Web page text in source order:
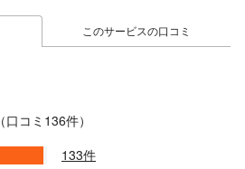
このサービスの口コミ
（口コミ136件）
133件